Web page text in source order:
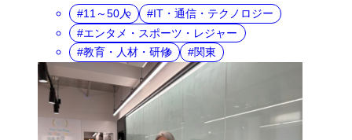
11～50人
IT・通信・テクノロジー
エンタメ・スポーツ・レジャー
教育・人材・研修
関東